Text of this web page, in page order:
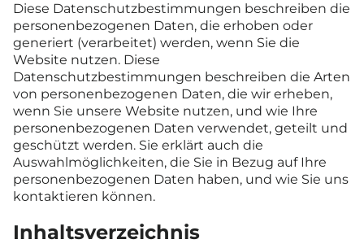
Diese Datenschutzbestimmungen beschreiben die
personenbezogenen Daten, die erhoben oder
generiert (verarbeitet) werden, wenn Sie die
Website nutzen. Diese
Datenschutzbestimmungen beschreiben die Arten
von personenbezogenen Daten, die wir erheben,
wenn Sie unsere Website nutzen, und wie Ihre
personenbezogenen Daten verwendet, geteilt und
geschützt werden. Sie erklärt auch die
Auswahlmöglichkeiten, die Sie in Bezug auf Ihre
personenbezogenen Daten haben, und wie Sie uns
kontaktieren können.
Inhaltsverzeichnis